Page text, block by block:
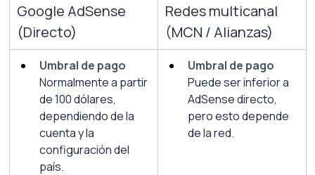
Google AdSense
(Directo)
Redes multicanal
(MCN / Alianzas)
Umbral de pago
Normalmente a partir
de 100 dólares,
dependiendo de la
cuenta y la
configuración del
país.
Umbral de pago
Puede ser inferior a
AdSense directo,
pero esto depende
de la red.